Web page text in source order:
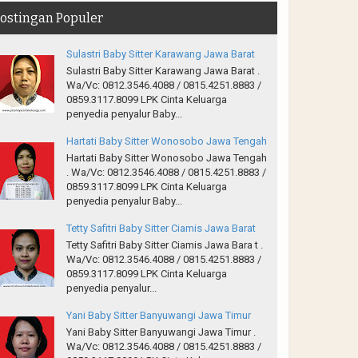
Populer
Sulastri Baby Sitter Karawang Jawa Barat
Sulastri Baby Sitter Karawang Jawa Barat .
Wa/Vc: 0812.3546.4088 / 0815.4251.8883 /
0859.3117.8099 LPK Cinta Keluarga
penyedia penyalur Baby...
Hartati Baby Sitter Wonosobo Jawa Tengah
Hartati Baby Sitter Wonosobo Jawa Tengah
. Wa/Vc: 0812.3546.4088 / 0815.4251.8883 /
0859.3117.8099 LPK Cinta Keluarga
penyedia penyalur Baby...
Tetty Safitri Baby Sitter Ciamis Jawa Barat
Tetty Safitri Baby Sitter Ciamis Jawa Bara t .
Wa/Vc: 0812.3546.4088 / 0815.4251.8883 /
0859.3117.8099 LPK Cinta Keluarga
penyedia penyalur...
Yani Baby Sitter Banyuwangi Jawa Timur
Yani Baby Sitter Banyuwangi Jawa Timur .
Wa/Vc: 0812.3546.4088 / 0815.4251.8883 /